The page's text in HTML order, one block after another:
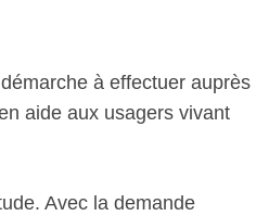
à effectuer auprès
aide aux usagers vivant
Avec la demande